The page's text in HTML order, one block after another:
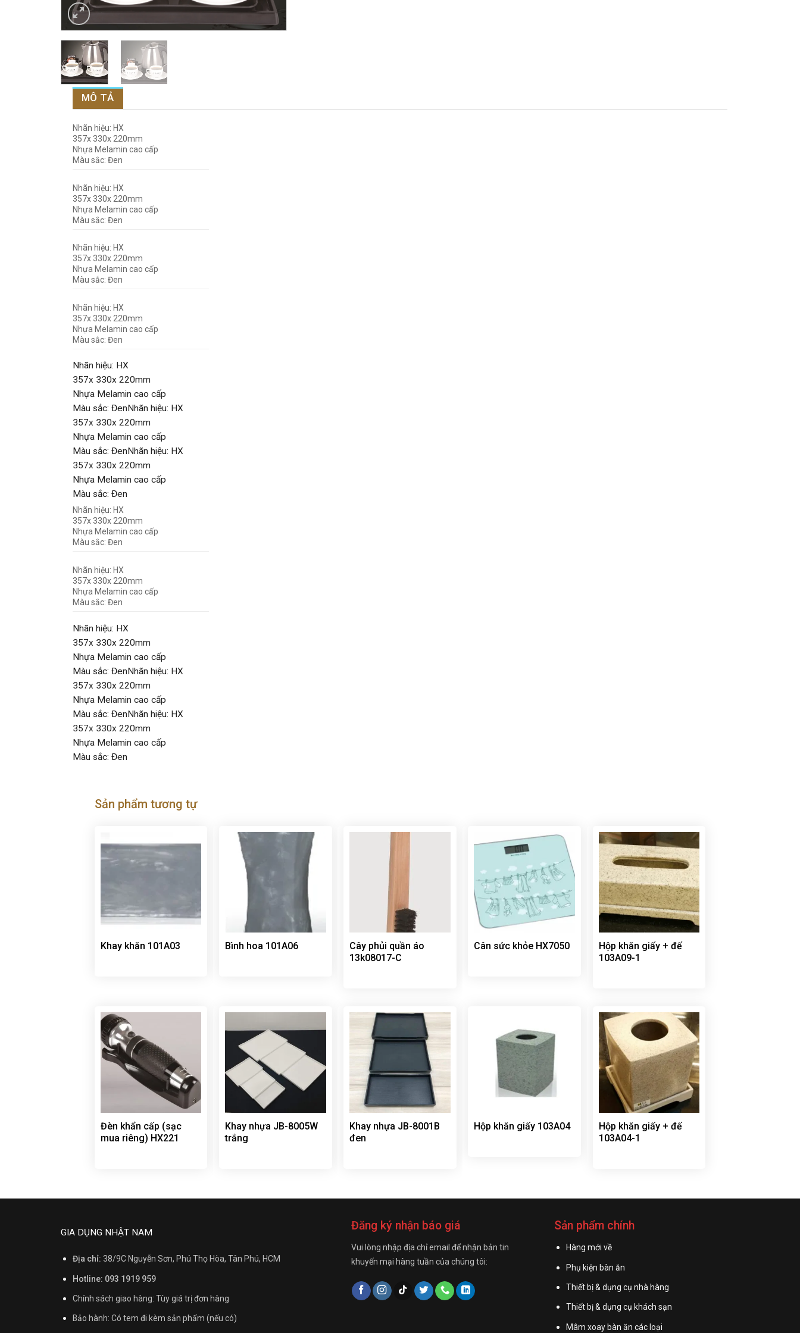
MÔ TẢ
Nhãn hiệu: HX
357x 330x 220mm
Nhựa Melamin cao cấp
Màu sắc: Đen
Nhãn hiệu: HX
357x 330x 220mm
Nhựa Melamin cao cấp
Màu sắc: Đen
Nhãn hiệu: HX
357x 330x 220mm
Nhựa Melamin cao cấp
Màu sắc: Đen
Nhãn hiệu: HX
357x 330x 220mm
Nhựa Melamin cao cấp
Màu sắc: Đen
Nhãn hiệu: HX
357x 330x 220mm
Nhựa Melamin cao cấp
Màu sắc: ĐenNhãn hiệu: HX
357x 330x 220mm
Nhựa Melamin cao cấp
Màu sắc: ĐenNhãn hiệu: HX
357x 330x 220mm
Nhựa Melamin cao cấp
Màu sắc: Đen
Nhãn hiệu: HX
357x 330x 220mm
Nhựa Melamin cao cấp
Màu sắc: Đen
Nhãn hiệu: HX
357x 330x 220mm
Nhựa Melamin cao cấp
Màu sắc: Đen
Nhãn hiệu: HX
357x 330x 220mm
Nhựa Melamin cao cấp
Màu sắc: ĐenNhãn hiệu: HX
357x 330x 220mm
Nhựa Melamin cao cấp
Màu sắc: ĐenNhãn hiệu: HX
357x 330x 220mm
Nhựa Melamin cao cấp
Màu sắc: Đen
Sản phẩm tương tự
Khay khăn 101A03 Bình hoa 101A06
Cây phủi quần áo
13k08017-C
Cân sức khỏe HX7050
Hộp khăn giấy + đế
103A09-1
Đèn khẩn cấp (sạc
mua riêng) HX221
Khay nhựa JB-8005W
trắng
Khay nhựa JB-8001B
đen
Hộp khăn giấy 103A04
Hộp khăn giấy + đế
103A04-1
GIA DỤNG NHẬT NAM
Địa chỉ: 38/9C Nguyễn Sơn, Phú Thọ Hòa, Tân Phú, HCM
Hotline: 093 1919 959
Chính sách giao hàng: Tùy giá trị đơn hàng
Bảo hành: Có tem đi kèm sản phẩm (nếu có)
Đăng ký nhận báo giá
Vui lòng nhập địa chỉ email để nhận bản tin
khuyến mại hàng tuần của chúng tôi:
Sản phẩm chính
Hàng mới về
Phụ kiện bàn ăn
Thiết bị & dụng cụ nhà hàng
Thiết bị & dụng cụ khách sạn
Mâm xoay bàn ăn các loại